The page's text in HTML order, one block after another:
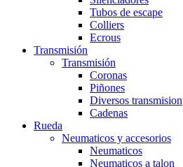
Tubos de escape
Colliers
Ecrous
Transmisión
Transmisión
Coronas
Piñones
Diversos transmision
Cadenas
Rueda
Neumaticos y accesorios
Neumaticos
Neumaticos a talon